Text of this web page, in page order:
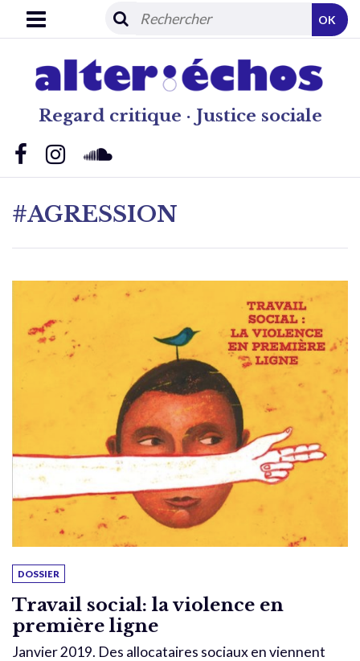
Regard critique · Justice sociale
OK
#AGRESSION
DOSSIER
Travail social: la violence en
première ligne
Janvier 2019. Des allocataires sociaux en viennent